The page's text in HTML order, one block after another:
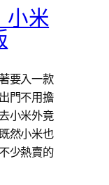
小米
要入一款
門不用擔
小米外竟
然小米也
少熱賣的